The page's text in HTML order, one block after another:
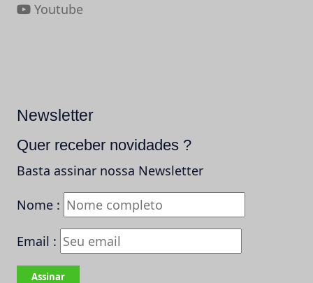
Youtube
Newsletter
Quer receber novidades ?
Basta assinar nossa Newsletter
Nome :
Email :